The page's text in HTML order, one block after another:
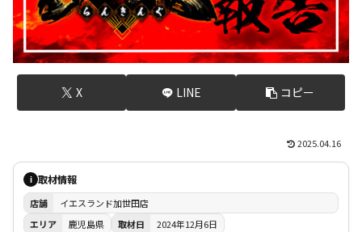
X LINE コピー
2025.04.16
i 取材情報
店舗
イエスランド加世田店
エリア
鹿児島県 取材日
2024年12月6日